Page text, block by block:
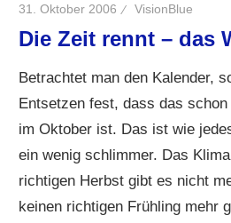
31. Oktober 2006 VisionBlue
Die Zeit rennt – das
Betrachtet man den Kalender,
Entsetzen fest, dass das
im Oktober ist. Das ist wie
ein wenig schlimmer. Das
richtigen Herbst gibt es nicht
keinen richtigen Frühling mehr